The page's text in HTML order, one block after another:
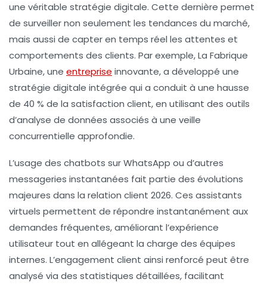
une véritable stratégie digitale. Cette dernière permet
de surveiller non seulement les tendances du marché,
mais aussi de capter en temps réel les attentes et
comportements des clients. Par exemple, La Fabrique
Urbaine, une entreprise innovante, a développé une
stratégie digitale intégrée qui a conduit à une hausse
de 40 % de la satisfaction client, en utilisant des outils
d’analyse de données associés à une veille
concurrentielle approfondie.
L’usage des chatbots sur WhatsApp ou d’autres
messageries instantanées fait partie des évolutions
majeures dans la relation client 2026. Ces assistants
virtuels permettent de répondre instantanément aux
demandes fréquentes, améliorant l’expérience
utilisateur tout en allégeant la charge des équipes
internes. L’engagement client ainsi renforcé peut être
analysé via des statistiques détaillées, facilitant